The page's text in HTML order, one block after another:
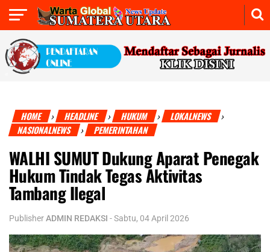
HOME › HEADLINE › HUKUM › LOKALNEWS ›
NASIONALNEWS › PEMERINTAHAN
WALHI SUMUT Dukung Aparat Penegak
Hukum Tindak Tegas Aktivitas
Tambang Ilegal
PublisherADMIN REDAKSI -Sabtu, 04 April 2026